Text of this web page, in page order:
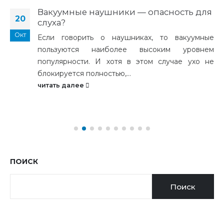
20
Окт
Вакуумные наушники — опасность для
слуха?
Если говорить о наушниках, то вакуумные
пользуются наиболее высоким уровнем
популярности. И хотя в этом случае ухо не
блокируется полностью,...
читать далее
ПОИСК
Поиск